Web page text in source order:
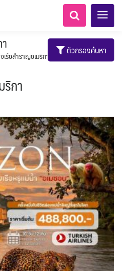
LKA ศรีลังกา 0
AFG อัฟกานิสถาน 0
BTN ภูฏาน 2
BRN บรูไน 0
จีน 282
IND อินเดีย 21
IRQ อิรัก 0
IRN อิหร่าน 0
JPN ญี่ปุ่น 71
KAZ คาซัคสถาน 19
Balkan บอลข่าน 1
สวิตเซอร์แลนด์ เยอรมนี
ฝรั่งเศส
1
ล่าแสงเหนือ-ใต้ 11
ยุโรปตะวันออก 12
ยุโรปราคาถูก 1
AZE อาเซอร์ไบจาน
BIH บอสเนีย & เฮอร์เซโกวีนา
1
HRV โครเอเชีย
อเมริกากลาง 1
ARG อาร์เจนตินา 3
CAN แคนาดา 3
ECU เอกวาดอร์ 0
USA สหรัฐอเมริกา 6
บราซิล เปรู 3
อเมริกา แคนาดา 1
ทัวร์ ล่องเรือสำราญอลาสก้า
1
ทัวร์ ล่องเรือสำราญเอเชีย
ทัวร์ ล่องเรือสำราญประเท
ศอื่นๆ
5
ไมโครนีเซีย - Micronesia
เคนย่า - Kenya 2
นิวซีแลนด์ - New Zealand
11
ขั้วโลกเหนือ 3
เกาะโบราโบร่า - Bora Bora
0
แอฟริกาใต้ - South Africa
3
ออสเตรเลีย - Australia 18
เรือรอบกลางวัน กทม. 2
ล่องเรือดินเนอร์วันลอยกระทง
18
ตั๋วเรือ Hop-on Hop-off 0
ตั๋วสวนสนุก 0
2 บุฟเฟต์ใบหยก 7
แต่งชุดไทยถ่ายรูปวัดอรุณฯ
1
เรือสำราญอเมริกา ตัวกรองค้นหา
กา